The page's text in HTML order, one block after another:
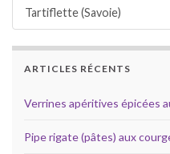
Tartiflette (Savoie)
ARTICLES RÉCENTS
Verrines apéritives épicées
Pipe rigate (pâtes) aux